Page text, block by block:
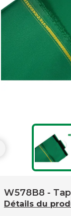
W578B8 -
Détails du